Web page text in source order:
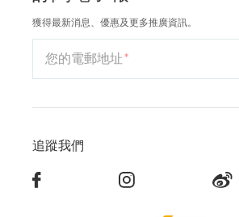
獲得最新消息、優惠及更多推廣資訊。
您的電郵地址
追蹤我們